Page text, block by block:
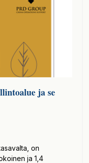
ja se
on
ja 1,4